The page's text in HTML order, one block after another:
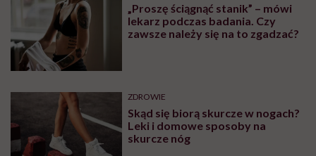
„Proszę ściągnąć stanik” – mówi
lekarz podczas badania. Czy
zawsze należy się na to zgadzać?
ZDROWIE
Skąd się biorą skurcze w nogach?
Leki i domowe sposoby na
skurcze nóg